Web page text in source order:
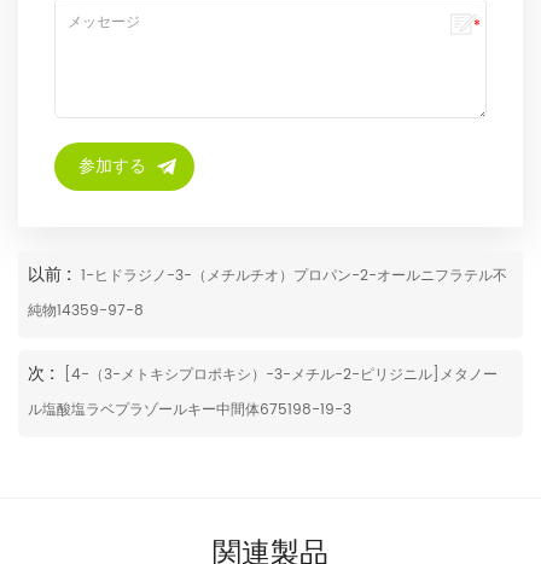
以前 : 1-ヒドラジノ-3-（メチルチオ）プロパン-2-オールニフラテル不
純物14359-97-8
次 : [4-（3-メトキシプロポキシ）-3-メチル-2-ピリジニル]メタノー
ル塩酸塩ラベプラゾールキー中間体675198-19-3
関連製品